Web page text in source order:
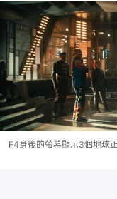
F4身後的螢幕顯示3個地球